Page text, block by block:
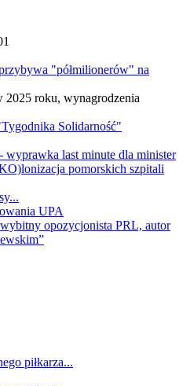
"półmilionerów" na
roku, wynagrodzenia
Solidarność"
last minute dla minister
pomorskich szpitali
UPA
opozycjonista PRL, autor